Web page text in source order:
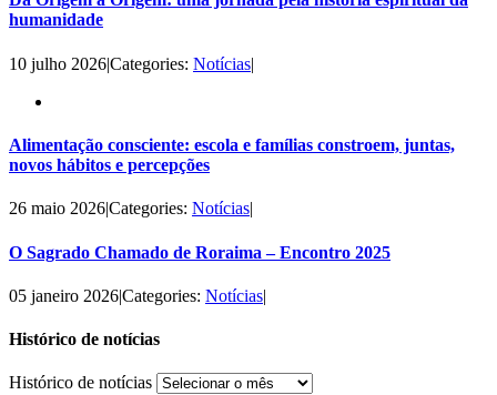
humanidade
10 julho 2026|Categories: Notícias|
Alimentação consciente: escola e famílias constroem, juntas,
novos hábitos e percepções
26 maio 2026|Categories: Notícias|
O Sagrado Chamado de Roraima – Encontro 2025
05 janeiro 2026|Categories: Notícias|
Histórico de notícias
Histórico de notícias